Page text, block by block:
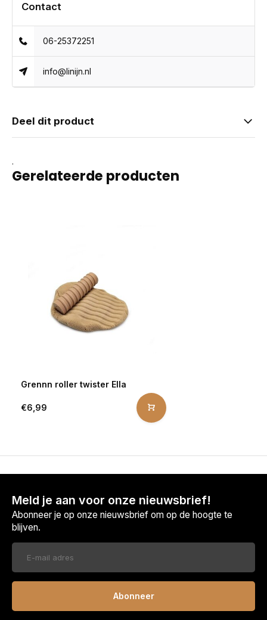
Contact
06-25372251
info@linijn.nl
Deel dit product
.
Gerelateerde producten
Grennn roller twister Ella
€6,99
Meld je aan voor onze nieuwsbrief!
Abonneer je op onze nieuwsbrief om op de hoogte te
blijven.
Abonneer